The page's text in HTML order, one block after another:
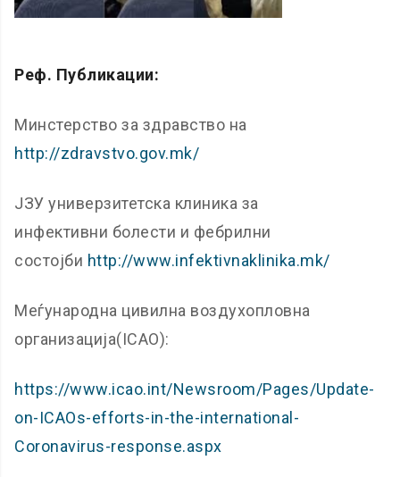
Реф. Публикации:
Минстерство за здравство на
http://zdravstvo.gov.mk/
ЈЗУ универзитетска клиника за
инфективни болести и фебрилни
состојби http://www.infektivnaklinika.mk/
Меѓународна цивилна воздухопловна
организација(ICAO):
https://www.icao.int/Newsroom/Pages/Update-
on-ICAOs-efforts-in-the-international-
Coronavirus-response.aspx